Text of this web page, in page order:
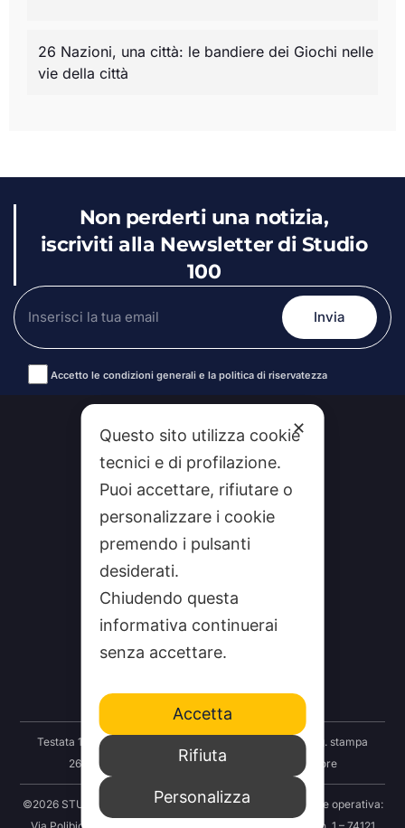
26 Nazioni, una città: le bandiere dei Giochi nelle
vie della città
Non perderti una notizia,
iscriviti alla Newsletter di Studio
100
Accetto le condizioni generali e la politica di riservatezza
Alternative:
CHI SIAMO
CONTATTI
SEGNALA A STUDIO100
Testata 100 Notizie: Registrazione Tribunale Taranto reg. stampa
2625/2024 del 12.09.2024 Indipendenza S.r.l. Editore
©2026 STUDIO100 – Società Cooperativa 100 Media | Sede operativa:
✕
Questo sito utilizza cookie
tecnici e di profilazione.
Puoi accettare, rifiutare o
personalizzare i cookie
premendo i pulsanti
desiderati.
Chiudendo questa
informativa continuerai
senza accettare.
Accetta
Rifiuta
Personalizza